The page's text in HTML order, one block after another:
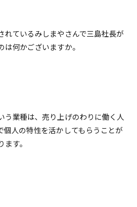
れているみしまやさんで三島社長が
何かございますか。
う業種は、売り上げのわりに働く人
個人の特性を活かしてもらうことが
す。